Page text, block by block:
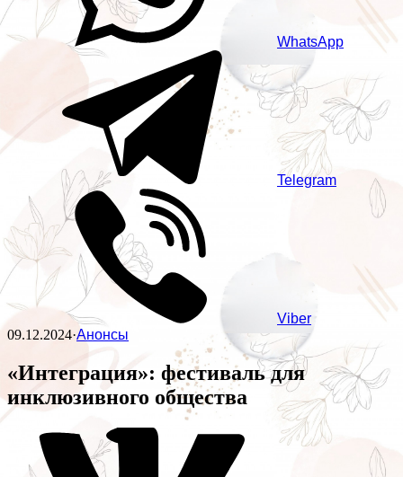
WhatsApp
Telegram
Viber
09.12.2024·Анонсы
«Интеграция»: фестиваль для
инклюзивного общества